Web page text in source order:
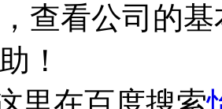
查看公司的
！